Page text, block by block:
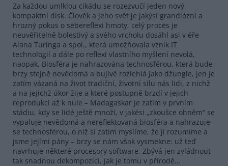
Za každou umlklou cikádu se rozezvučí jeden nový
kompaktní disk. Člověk a jeho svět je jakýsi grandiózní a
hrozný pokus o sebereflexi hmoty, celý proces je
neuvěřitelně bolestivý a svého vrcholu dosáhl asi v éře
Alana Turinga a spol., která umožňovala vznik IT
technologií a dále po reflexi vlastního myšlení nevolá,
naopak. Biosféra je nahrazována technosférou, která bude
brzy stejně nevědomá a bujivě rozlehlá jako džungle, jen je
zatím vázaná na život tradiční, životní sílu nás lidi, z nichž
a na jejichž úkor žije a které postupně brzdí v jejich
reprodukci až k nule – Madagaskar je zatím v prvním
stádiu, kdy se lidé ještě množí, v jakési „zkoušce ohněm“ se
vypaluje nevědomá a nereflektovaná biosféra a nahrazuje
se technosférou, o níž si zatím myslíme, že jí rozumíme a
jsme jejími pány – brzy se nám však vysmekne: už teď
navrhuje některé procesory software. Zbývá jen zvládnout
tak snadnou dekompozici, jak je tomu v přírodě…